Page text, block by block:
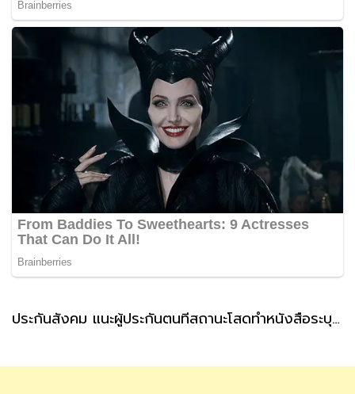
ประกันสังคม แนะผู้ประกันตนที่สถานะโสดทำหนังสือระบุผู้รับเงินสงเคราะห์ กรณีตายล่วงหน้า